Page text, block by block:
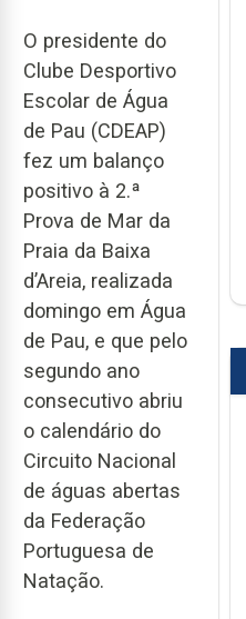
O presidente do
Clube Desportivo
Escolar de Água
de Pau (CDEAP)
fez um balanço
positivo à 2.ª
Prova de Mar da
Praia da Baixa
d’Areia, realizada
domingo em Água
de Pau, e que pelo
segundo ano
consecutivo abriu
o calendário do
Circuito Nacional
de águas abertas
da Federação
Portuguesa de
Natação.